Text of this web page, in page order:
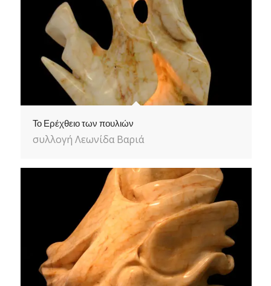
Το Ερέχθειο των πουλιών
συλλογή Λεωνίδα Βαριά